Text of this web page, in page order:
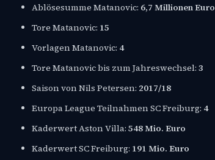
Ablösesumme Matanovic: 6,7 Millionen Euro
Tore Matanovic: 15
Vorlagen Matanovic: 4
Tore Matanovic bis zum Jahreswechsel: 3
Saison von Nils Petersen: 2017/18
Europa League Teilnahmen SC Freiburg: 4
Kaderwert Aston Villa: 548 Mio. Euro
Kaderwert SC Freiburg: 191 Mio. Euro